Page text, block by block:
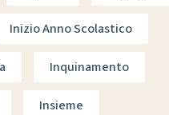
Inizio Anno Scolastico
Inquinamento
Insieme